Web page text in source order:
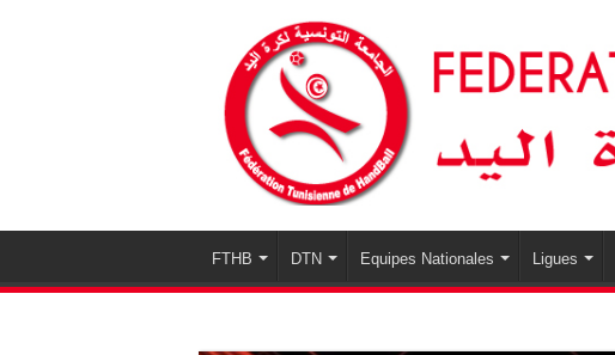
FTHB DTN Equipes Nationales Ligues